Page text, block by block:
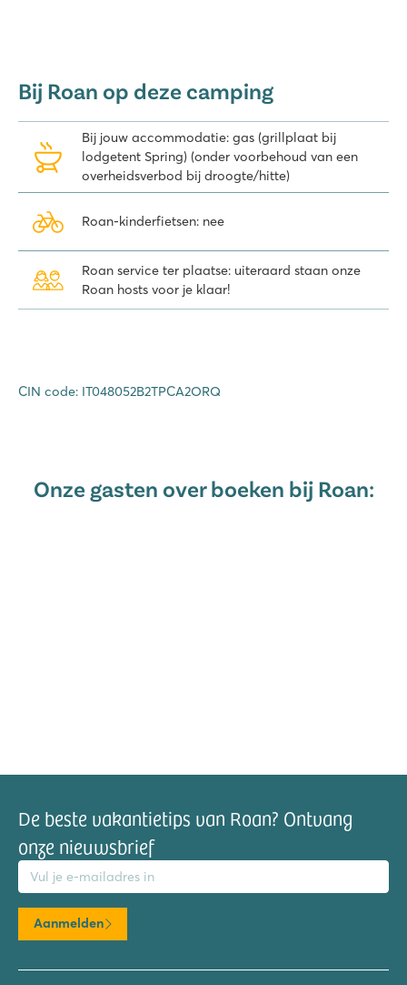
op de camping.
Tip:ook leuk om te bezoeken is het Vespamuseum
in Pontedera!
Deze prachtige camping in Toscane, hu Norcenni Girasole village,
boek je direct online. Ontdek onze accommodaties!
Bij Roan op deze camping
Bij jouw accommodatie: gas (grillplaat bij
lodgetent Spring) (onder voorbehoud van een
overheidsverbod bij droogte/hitte)
Roan-kinderfietsen: nee
Roan service ter plaatse: uiteraard staan onze
Roan hosts voor je klaar!
CIN code: IT048052B2TPCA2ORQ
Onze gasten over boeken bij Roan:
De beste vakantietips van Roan? Ontvang
onze nieuwsbrief
Aanmelden